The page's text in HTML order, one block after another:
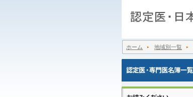
ホーム 地域別一覧